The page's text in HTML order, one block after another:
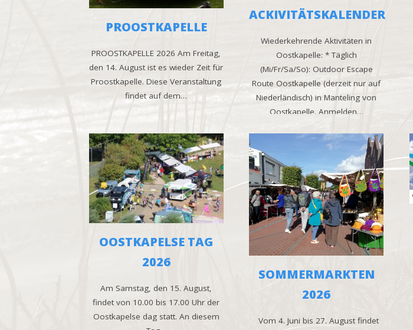
PROOSTKAPELLE
PROOSTKAPELLE 2026 Am Freitag,
den 14. August ist es wieder Zeit für
Proostkapelle. Diese Veranstaltung
findet auf dem…
ACKIVITÄTSKALENDER
Wiederkehrende Aktivitäten in
Oostkapelle: * Täglich
(Mi/Fr/Sa/So): Outdoor Escape
Route Oostkapelle (derzeit nur auf
Niederländisch) in Manteling von
Oostkapelle. Anmelden…
OOSTKAPELSE TAG
2026
Am Samstag, den 15. August,
findet von 10.00 bis 17.00 Uhr der
Oostkapelse dag statt. An diesem
SOMMERMARKTEN
2026
Vom 4. Juni bis 27. August findet